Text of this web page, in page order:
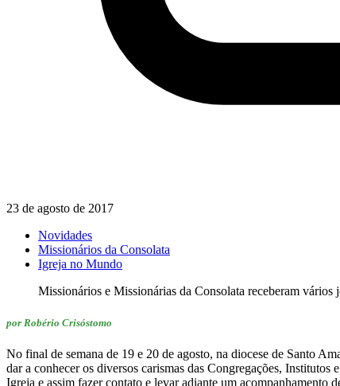
23 de agosto de 2017
Novidades
Missionários da Consolata
Igreja no Mundo
Missionários e Missionárias da Consolata receberam
por Robério Crisóstomo
No final de semana de 19 e 20 de agosto, na diocese de Santo
dar a conhecer os diversos carismas das Congregações,
Igreja e assim fazer contato e levar adiante um acompanhamento